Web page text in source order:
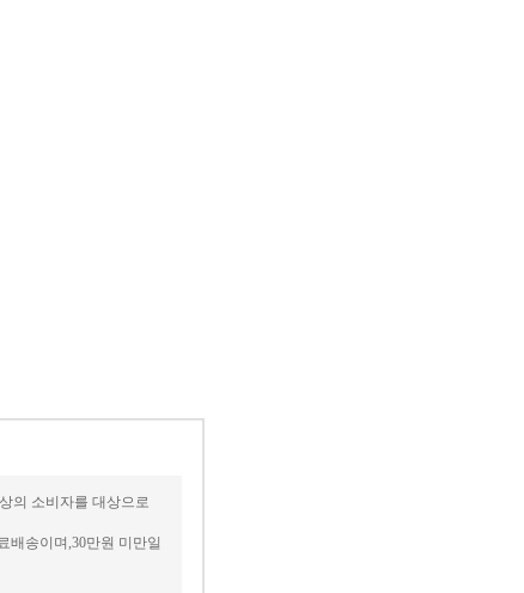
의 소비자를 대상으로
배송이며,30만원 미만일